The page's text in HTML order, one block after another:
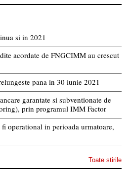
si in 2021
acordate de FNGCIMM au crescut
pana in 30 iunie 2021
garantate si subventionate de
prin programul IMM Factor
operational in perioada urmatoare,
Toate stirile